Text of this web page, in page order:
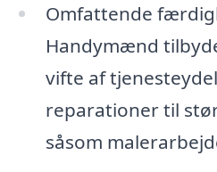
Omfattende
Handymænd
vifte af
reparationer til
såsom